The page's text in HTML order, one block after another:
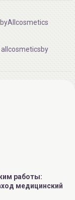
byAllcosmetics
allcosmeticsby
работы:
медицинский